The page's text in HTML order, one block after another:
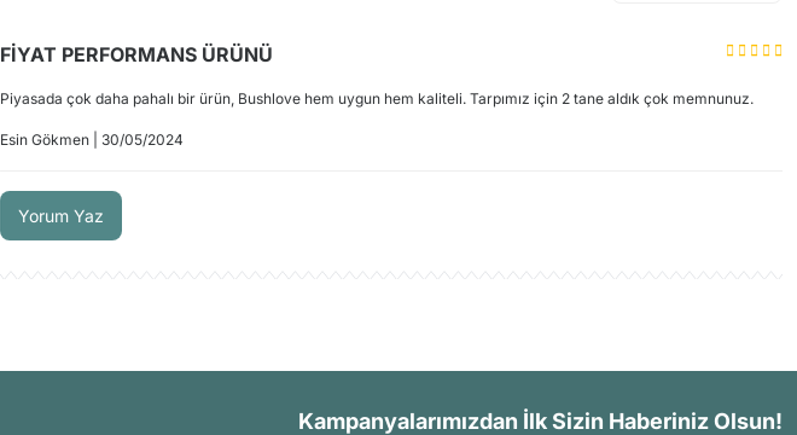
FİYAT PERFORMANS ÜRÜNÜ
Piyasada çok daha pahalı bir ürün, Bushlove hem uygun hem kaliteli. Tarpımız için 2 tane aldık çok memnunuz.
Esin Gökmen | 30/05/2024
Yorum Yaz
Kampanyalarımızdan İlk Sizin Haberiniz Olsun!